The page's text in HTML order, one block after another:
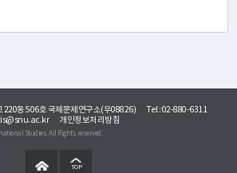
220동 506호 국제문제연구소(우08826)
Tel : 02-880-6311
개인정보처리방침
Studies. All Rights reserved.
TOP